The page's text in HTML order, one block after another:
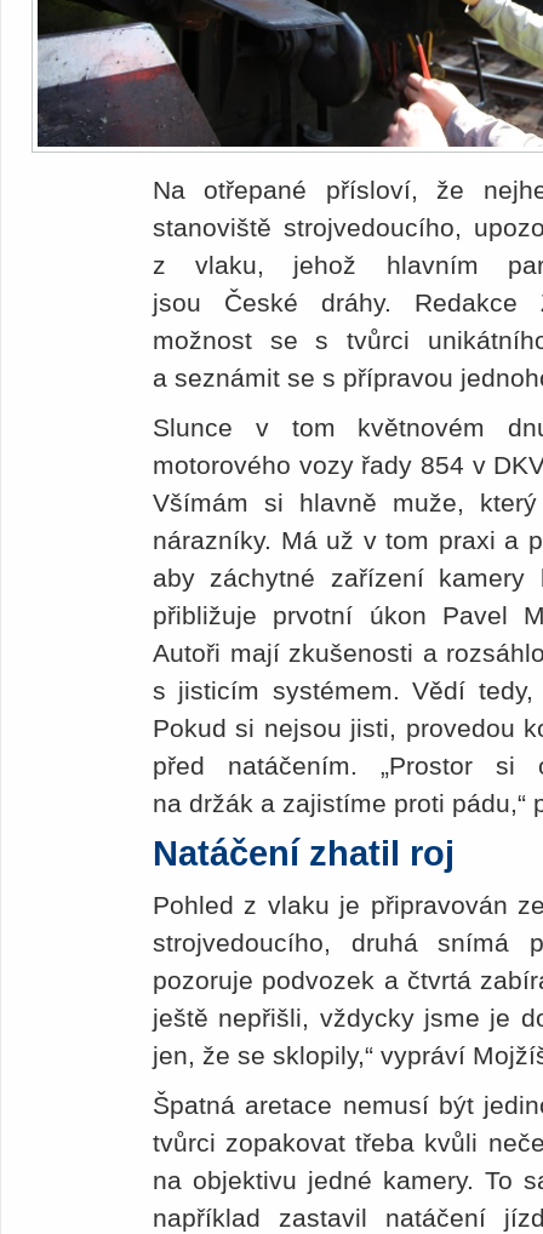
Na otřepané přísloví, že
stanoviště strojvedoucího,
z vlaku, jehož hlavním
jsou České dráhy. Redakce
možnost se s tvůrci
a seznámit se s přípravou
Slunce v tom květnovém
motorového vozy řady 854 v
Všímám si hlavně muže,
nárazníky. Má už v tom praxi a
aby záchytné zařízení kamery
přibližuje prvotní úkon Pavel
Autoři mají zkušenosti a
s jisticím systémem. Vědí
Pokud si nejsou jisti, provedou
před natáčením. „Prostor si
na držák a zajistíme proti pádu,“
Natáčení zhatil roj
Pohled z vlaku je připravován
strojvedoucího, druhá snímá
pozoruje podvozek a čtvrtá
ještě nepřišli, vždycky jsme je
jen, že se sklopily,“ vypráví
Špatná aretace nemusí být
tvůrci zopakovat třeba kvůli
na objektivu jedné kamery. To
například zastavil natáčení